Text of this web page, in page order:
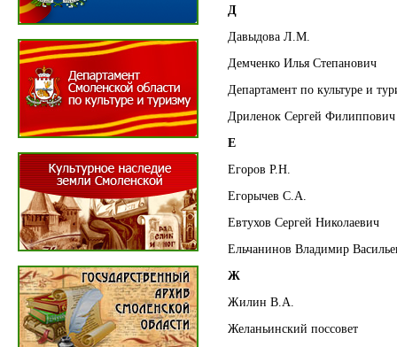
Д
Давыдова Л.М.
Демченко Илья Степанович
Департамент по культуре и
Дриленок Сергей Филиппович
Е
Егоров Р.Н.
Егорычев С.А.
Евтухов Сергей Николаевич
Ельчанинов Владимир
Ж
Жилин В.А.
Желаньинский поссовет